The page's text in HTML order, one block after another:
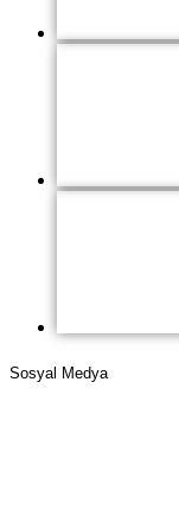
Sosyal Medya